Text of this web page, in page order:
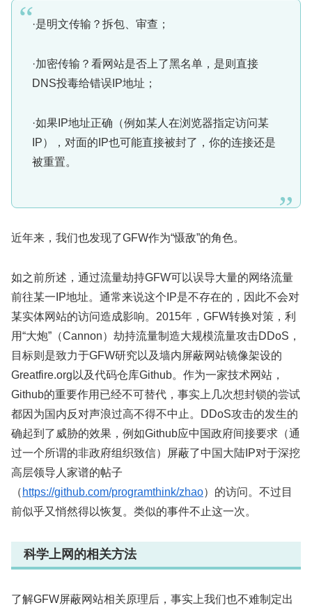
·是明文传输？拆包、审查；
·加密传输？看网站是否上了黑名单，是则直接
DNS投毒给错误IP地址；
·如果IP地址正确（例如某人在浏览器指定访问某
IP），对面的IP也可能直接被封了，你的连接还是
被重置。
近年来，我们也发现了GFW作为“慑敌”的角色。
如之前所述，通过流量劫持GFW可以误导大量的网络流量
前往某一IP地址。通常来说这个IP是不存在的，因此不会对
某实体网站的访问造成影响。2015年，GFW转换对策，利
用“大炮”（Cannon）劫持流量制造大规模流量攻击DDoS，
目标则是致力于GFW研究以及墙内屏蔽网站镜像架设的
Greatfire.org以及代码仓库Github。作为一家技术网站，
Github的重要作用已经不可替代，事实上几次想封锁的尝试
都因为国内反对声浪过高不得不中止。DDoS攻击的发生的
确起到了威胁的效果，例如Github应中国政府间接要求（通
过一个所谓的非政府组织致信）屏蔽了中国大陆IP对于深挖
高层领导人家谱的帖子
（ https://github.com/programthink/zhao）的访问。不过目
前似乎又悄然得以恢复。类似的事件不止这一次。
科学上网的相关方法
了解GFW屏蔽网站相关原理后，事实上我们也不难制定出